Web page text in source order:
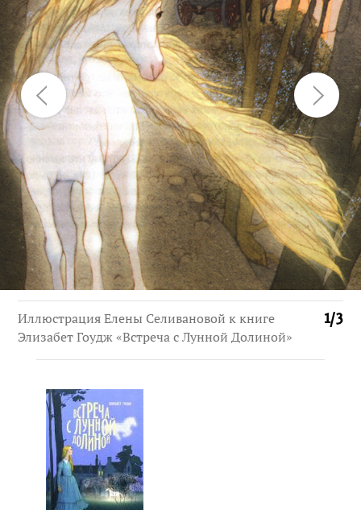
1/3
Иллюстрация Елены Селивановой к книге
Элизабет Гоудж «Встреча с Лунной Долиной»